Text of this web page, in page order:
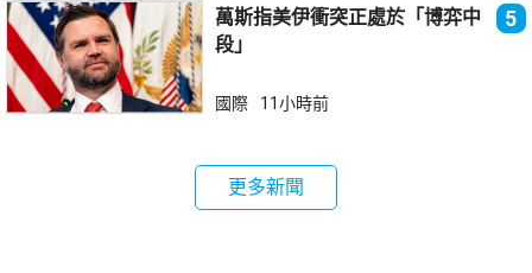
萬斯指美伊衝突正處於「博弈中
段」
5
國際 11小時前
更多新聞